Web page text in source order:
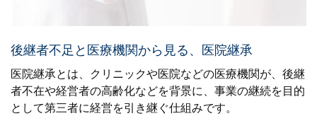
後継者不足と医療機関から見る、医院継承
医院継承とは、クリニックや医院などの医療機関が、後継
者不在や経営者の高齢化などを背景に、事業の継続を目的
として第三者に経営を引き継ぐ仕組みです。